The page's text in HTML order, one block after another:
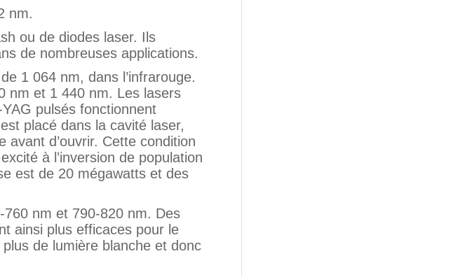
nm.
ou de diodes laser. Ils
de nombreuses applications.
1 064 nm, dans l’infrarouge.
nm et 1 440 nm. Les lasers
pulsés fonctionnent
placé dans la cavité laser,
d’ouvrir. Cette condition
à l’inversion de population
est de 20 mégawatts et des
760 nm et 790-820 nm. Des
ainsi plus efficaces pour le
de lumière blanche et donc